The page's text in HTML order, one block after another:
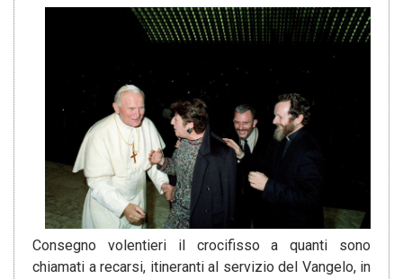
Consegno volentieri il crocifisso a quanti sono
chiamati a recarsi, itineranti al servizio del Vangelo, in